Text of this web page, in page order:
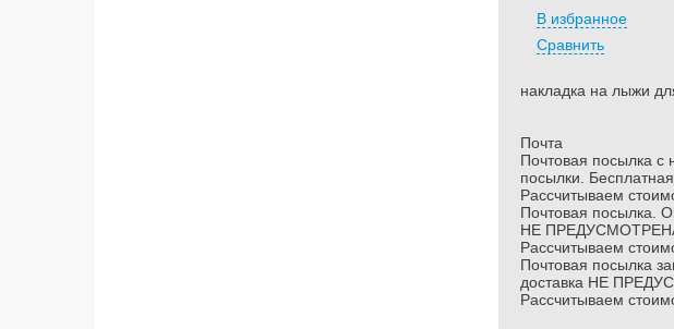
В избранное
Сравнить
накладка на лыжи
Почта
Почтовая посылка
посылки.
Рассчитываем
Почтовая посылка.
НЕ
Рассчитываем
Почтовая посылка
доставка НЕ
Рассчитываем